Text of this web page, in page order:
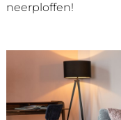
neerploffen!